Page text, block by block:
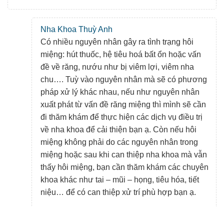
Nha Khoa Thuỳ Anh
Có nhiều nguyên nhân gây ra tình trạng hôi
miệng: hút thuốc, hệ tiêu hoá bất ổn hoặc vấn
đề về răng, nướu như bị viêm lợi, viêm nha
chu…. Tuỳ vào nguyên nhân mà sẽ có phương
pháp xử lý khác nhau, nếu như nguyên nhân
xuất phát từ vấn đề răng miệng thì mình sẽ cần
đi thăm khám để thực hiện các dịch vụ điều trị
về nha khoa để cải thiện bạn ạ. Còn nếu hôi
miệng không phải do các nguyên nhân trong
miệng hoặc sau khi can thiệp nha khoa mà vẫn
thấy hôi miệng, bạn cần thăm khám các chuyên
khoa khác như tai – mũi – họng, tiêu hóa, tiết
niệu… để có can thiệp xử trí phù hợp bạn ạ.